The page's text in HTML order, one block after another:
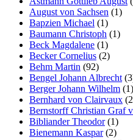
August von Sachsen (1)
Bapzien Michael (1)
Baumann Christoph (1)
Beck Magdalene (1)
Becker Cornelius (2)
Behm Martin (92)
Bengel Johann Albrecht
Berger Johann Wilhelm (1)
Bernhard von Clairvaux
Bernstorff Christian Graf
Bibliander Theodor(1)
Bienemann Kaspar(2)